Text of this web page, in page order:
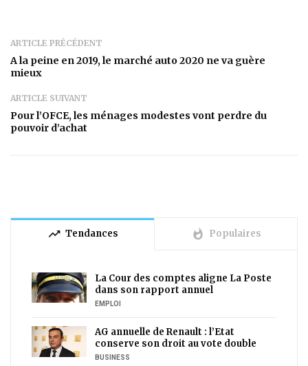
ARTICLE PRÉCÉDENT
A la peine en 2019, le marché auto 2020 ne va guère
mieux
ARTICLE SUIVANT
Pour l’OFCE, les ménages modestes vont perdre du
pouvoir d’achat
trending_up Tendances whatshot Populaires
La Cour des comptes aligne La Poste
dans son rapport annuel
EMPLOI
AG annuelle de Renault : l’Etat
conserve son droit au vote double
BUSINESS